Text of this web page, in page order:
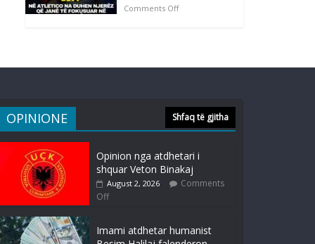
Comments Off
OPINIONE Shfaq të gjitha
Opinion nga atdhetari i
shquar Veton Binakaj
August 2, 2026
Comments
Off
Imami atdhetar humanist